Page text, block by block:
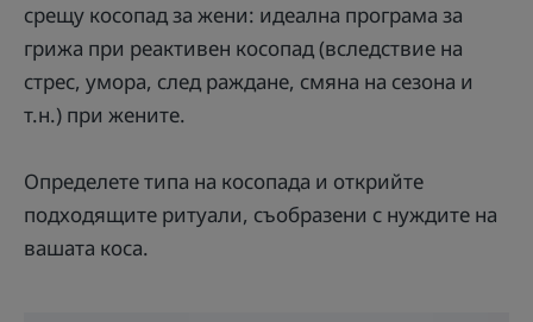
срещу косопад за жени: идеална програма за
грижа при реактивен косопад (вследствие на
стрес, умора, след раждане, смяна на сезона и
т.н.) при жените.
Определете типа на косопада и открийте
подходящите ритуали, съобразени с нуждите на
вашата коса.